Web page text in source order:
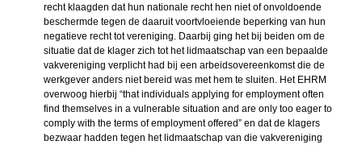
recht klaagden dat hun nationale recht hen niet of onvoldoende
beschermde tegen de daaruit voortvloeiende beperking van hun
negatieve recht tot vereniging. Daarbij ging het bij beiden om de
situatie dat de klager zich tot het lidmaatschap van een bepaalde
vakvereniging verplicht had bij een arbeidsovereenkomst die de
werkgever anders niet bereid was met hem te sluiten. Het EHRM
overwoog hierbij “that individuals applying for employment often
find themselves in a vulnerable situation and are only too eager to
comply with the terms of employment offered” en dat de klagers
bezwaar hadden tegen het lidmaatschap van die vakvereniging